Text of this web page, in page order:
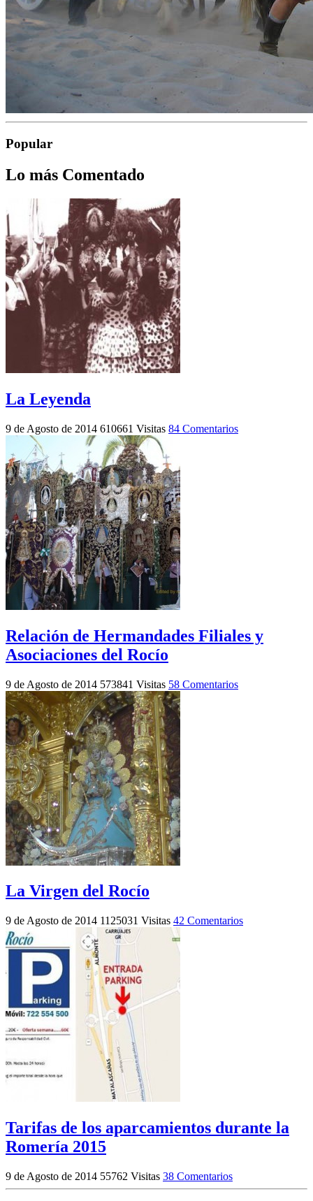
Popular
Lo más Comentado
La Leyenda
9 de Agosto de 2014 610661 Visitas 84 Comentarios
Relación de Hermandades Filiales y
Asociaciones del Rocío
9 de Agosto de 2014 573841 Visitas 58 Comentarios
La Virgen del Rocío
9 de Agosto de 2014 1125031 Visitas 42 Comentarios
Tarifas de los aparcamientos durante la
Romería 2015
9 de Agosto de 2014 55762 Visitas 38 Comentarios